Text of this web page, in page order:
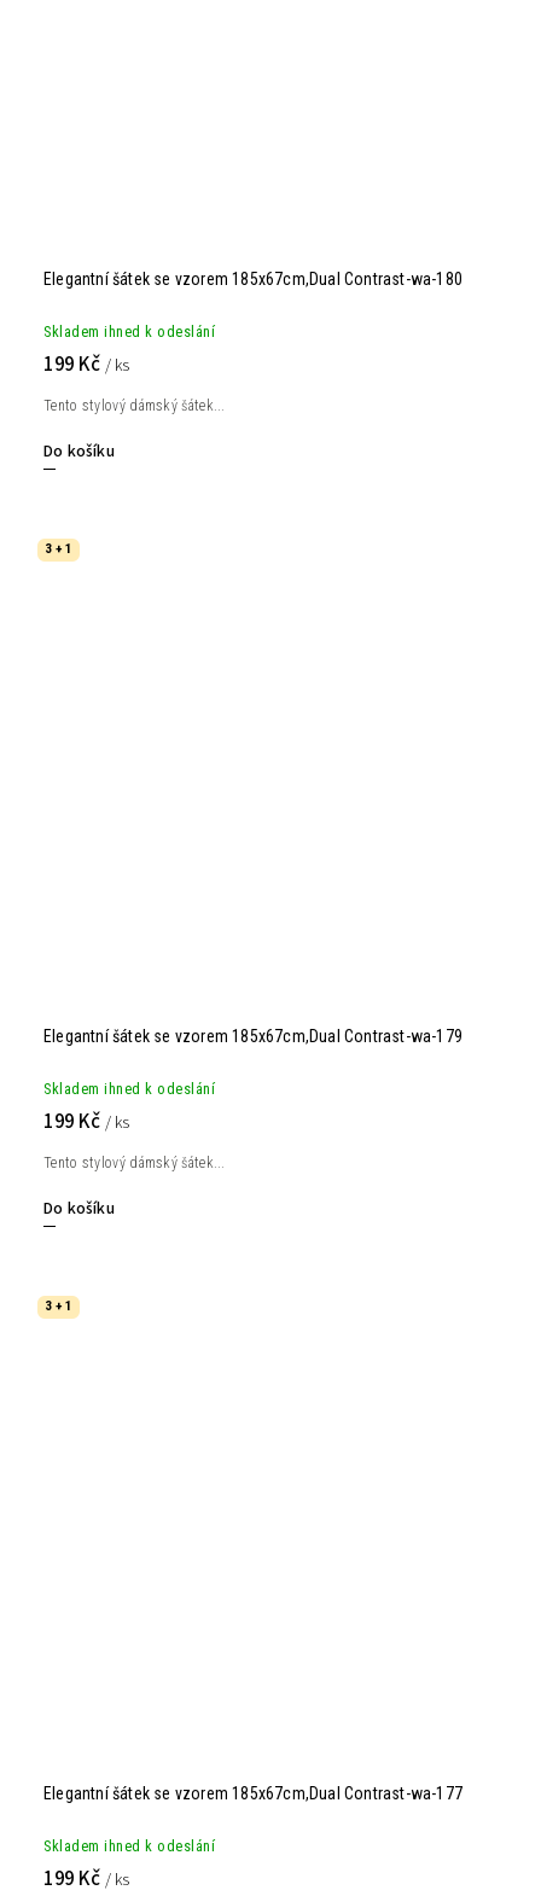
Elegantní šátek se vzorem 185x67cm,Dual Contrast-wa-180
Skladem ihned k odeslání
199 Kč / ks
Do košíku
Tento stylový dámský šátek...
3 + 1
Elegantní šátek se vzorem 185x67cm,Dual Contrast-wa-179
Skladem ihned k odeslání
199 Kč / ks
Do košíku
Tento stylový dámský šátek...
3 + 1
Elegantní šátek se vzorem 185x67cm,Dual Contrast-wa-177
Skladem ihned k odeslání
199 Kč / ks